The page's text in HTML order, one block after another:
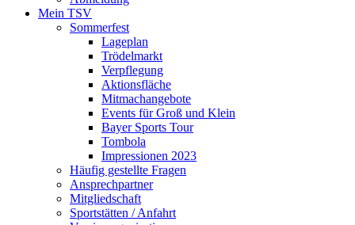
Mein TSV
Sommerfest
Lageplan
Trödelmarkt
Verpflegung
Aktionsfläche
Mitmachangebote
Events für Groß und Klein
Bayer Sports Tour
Tombola
Impressionen 2023
Häufig gestellte Fragen
Ansprechpartner
Mitgliedschaft
Sportstätten / Anfahrt